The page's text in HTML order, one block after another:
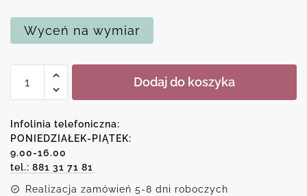
Wyceń na wymiar
Foto-
z
rozświetlonymi
dmuchawcami
w
sepii
Dodaj do koszyka
Infolinia telefoniczna:
PONIEDZIAŁEK-PIĄTEK:
9.00-16.00
tel.: 881 31 71 81
Realizacja zamówień 5-8 dni roboczych